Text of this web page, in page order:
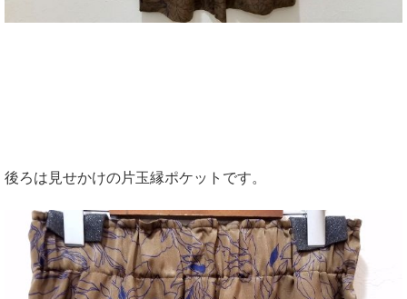
後ろは見せかけの片玉縁ポケットです。